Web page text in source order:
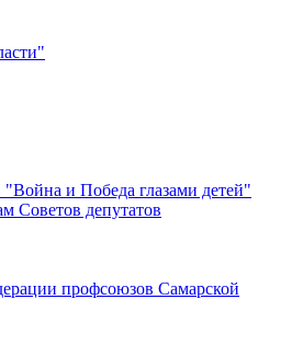
и Победа глазами детей"
Советов депутатов
профсоюзов Самарской